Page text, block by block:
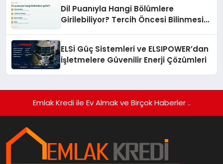
Dil Puanıyla Hangi Bölümlere
Girilebiliyor? Tercih Öncesi Bilinmesi
ELSİ Güç Sistemleri ve ELSIPOWER’dan
İşletmelere Güvenilir Enerji Çözümleri
Emlak Kredi ile Ev Almak ve Birçok Haberler ..